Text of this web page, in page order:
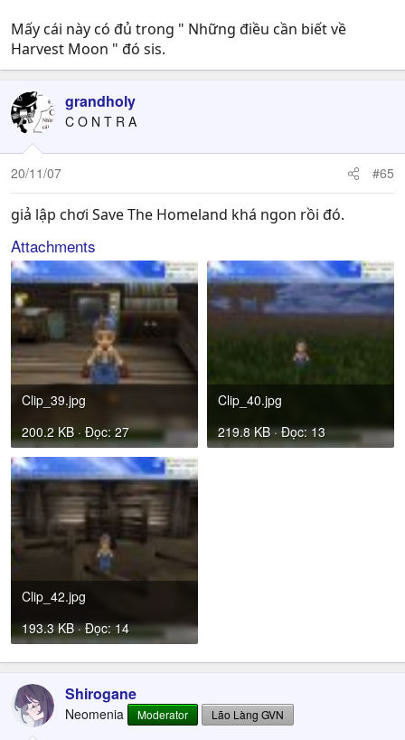
Mấy cái này có đủ trong " Những điều cần biết về
Harvest Moon " đó sis.
grandholy
C O N T R A
20/11/07 #65
giả lập chơi Save The Homeland khá ngon rồi đó.
Attachments
Clip_39.jpg
200.2 KB · Đọc: 27
Clip_40.jpg
219.8 KB · Đọc: 13
Clip_42.jpg
193.3 KB · Đọc: 14
Shirogane
Neomenia Moderator Lão Làng GVN